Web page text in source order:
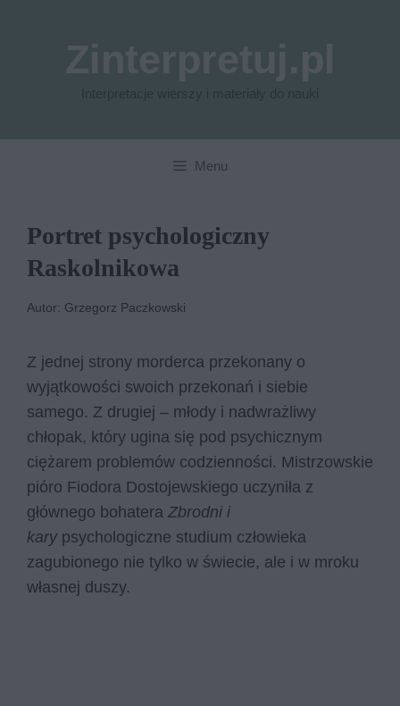
Menu
Portret psychologiczny
Raskolnikowa
Autor: Grzegorz Paczkowski
Z jednej strony morderca przekonany o
wyjątkowości swoich przekonań i siebie
samego. Z drugiej – młody i nadwrażliwy
chłopak, który ugina się pod psychicznym
ciężarem problemów codzienności. Mistrzowskie
pióro Fiodora Dostojewskiego uczyniła z
głównego bohatera Zbrodni i
kary psychologiczne studium człowieka
zagubionego nie tylko w świecie, ale i w mroku
własnej duszy.